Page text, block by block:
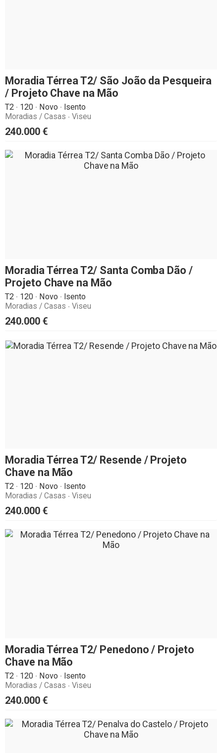
Moradia Térrea T2/ São João da Pesqueira
/ Projeto Chave na Mão
T2 120 Novo
Isento
Moradias / Casas
Viseu
240.000 €
Moradia Térrea T2/ Santa Comba Dão /
Projeto Chave na Mão
T2 120 Novo
Isento
Moradias / Casas
Viseu
240.000 €
Moradia Térrea T2/ Resende / Projeto
Chave na Mão
T2 120 Novo
Isento
Moradias / Casas
Viseu
240.000 €
Moradia Térrea T2/ Penedono / Projeto
Chave na Mão
T2 120 Novo
Isento
Moradias / Casas
Viseu
240.000 €